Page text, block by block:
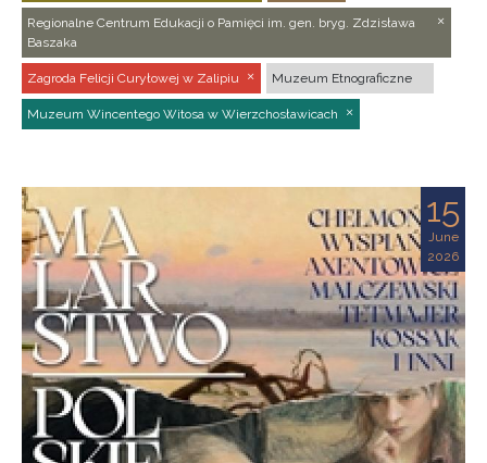
Regionalne Centrum Edukacji o Pamięci im. gen. bryg. Zdzisława
Baszaka
Zagroda Felicji Curyłowej w Zalipiu Muzeum Etnograficzne
Muzeum Wincentego Witosa w Wierzchosławicach
15
June
2026